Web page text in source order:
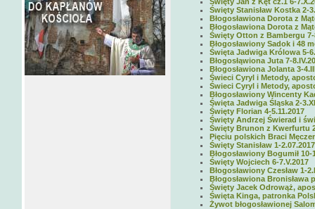
Święty Stanisław Kostka 2-
Błogosławiona Dorota z
Błogosławiona Dorota z
Święty Otton z Bambergu 7-
Błogosławiony Sadok i 48
Święta Jadwiga Królowa 5-
Błogosłąwiona Juta 7-
Błogosławiona Jolanta 3-
Świeci Cyryl i Metody,
Świeci Cyryl i Metody,
Błogosławiony Wincenty
Święta Jadwiga Śląska 2-
Święty Florian 4-5.11.2017
Święty Andrzej Świerad i
Święty Brunon z Kwerfurtu
Pięciu polskich Braci
Święty Stanisław 1-2.07.2017
Błogosławiony Bogumił 10-
Święty Wojciech 6-7.V.2017
Błogosławiony Czesław 1-
Błogosławiona Bronisława
Święty Jacek Odrowąż,
Święta Kinga, patronka
Żywot błogosławionej